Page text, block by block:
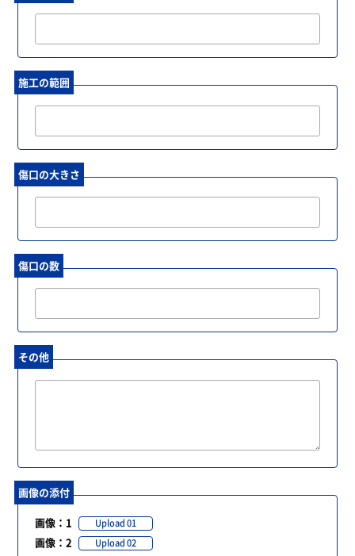
施工の範囲
傷口の大きさ
傷口の数
その他
画像の添付
画像：1 Upload 01
画像：2 Upload 02